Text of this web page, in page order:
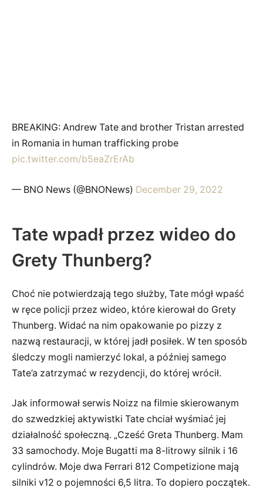
BREAKING: Andrew Tate and brother Tristan arrested
in Romania in human trafficking probe
pic.twitter.com/b5eaZrErAb
— BNO News (@BNONews) December 29, 2022
Tate wpadł przez wideo do
Grety Thunberg?
Choć nie potwierdzają tego służby, Tate mógł wpaść
w ręce policji przez wideo, które kierował do Grety
Thunberg. Widać na nim opakowanie po pizzy z
nazwą restauracji, w której jadł posiłek. W ten sposób
śledczy mogli namierzyć lokal, a później samego
Tate’a zatrzymać w rezydencji, do której wrócił.
Jak informował serwis Noizz na filmie skierowanym
do szwedzkiej aktywistki Tate chciał wyśmiać jej
działalność społeczną. „Cześć Greta Thunberg. Mam
33 samochody. Moje Bugatti ma 8-litrowy silnik i 16
cylindrów. Moje dwa Ferrari 812 Competizione mają
silniki v12 o pojemności 6,5 litra. To dopiero początek.